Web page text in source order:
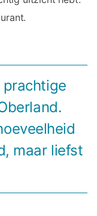
prachtige
maar liefst